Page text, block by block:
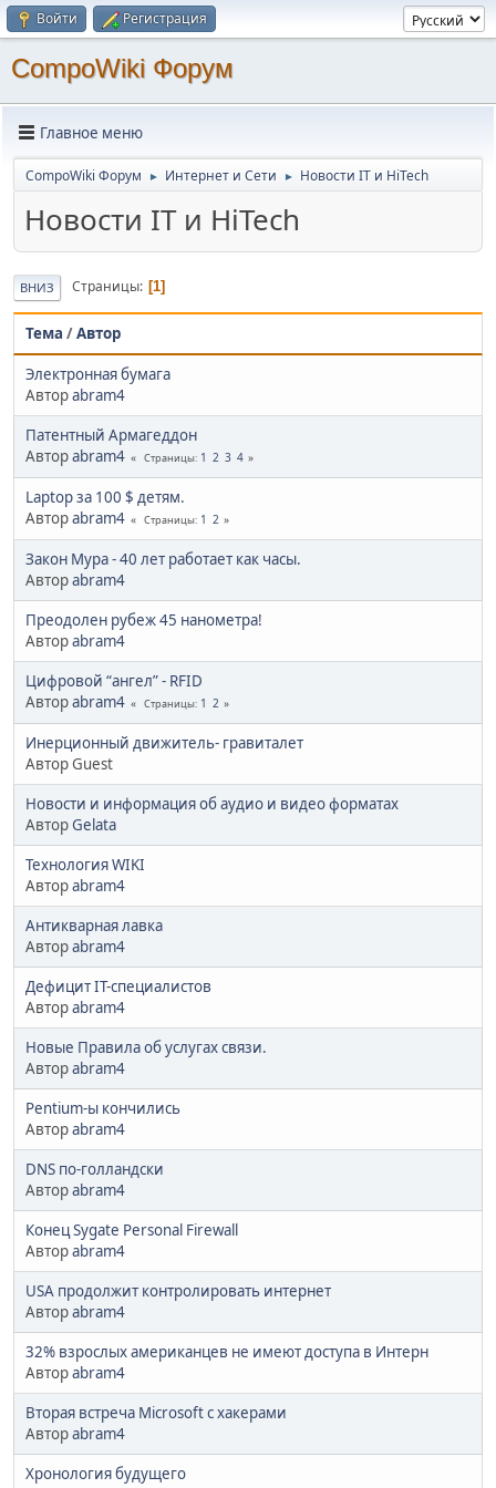
Войти Регистрация
CompoWiki Форум
Главное меню
CompoWiki Форум ► Интернет и Сети ► Новости IT и HiTech
Новости IT и HiTech
ВНИЗ Страницы 1
Тема /Автор
Электронная бумага
Авторabram4
Патентный Армагеддон
Авторabram4 Страницы 1 2 3 4
Laptop за 100 $ детям.
Авторabram4 Страницы 1 2
Закон Мура - 40 лет работает как часы.
Авторabram4
Преодолен рубеж 45 нанометра!
Авторabram4
Цифровой “ангел” - RFID
Авторabram4 Страницы 1 2
Инерционный движитель- гравиталет
Автор Guest
Новости и информация об аудио и видео форматах
АвторGelata
Технология WIKI
Авторabram4
Антикварная лавка
Авторabram4
Дефицит IT-специалистов
Авторabram4
Новые Правила об услугах связи.
Авторabram4
Pentium-ы кончились
Авторabram4
DNS по-голландски
Авторabram4
Конец Sygate Personal Firewall
Авторabram4
USA продолжит контролировать интернет
Авторabram4
32% взрослых американцев не имеют доступа в Интерн
Авторabram4
Вторая встреча Microsoft с хакерами
Авторabram4
Хронология будущего